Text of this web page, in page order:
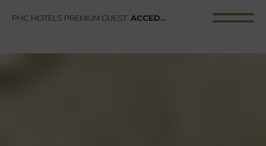
PHC HOTELS PREMIUM GUEST ACCEDER